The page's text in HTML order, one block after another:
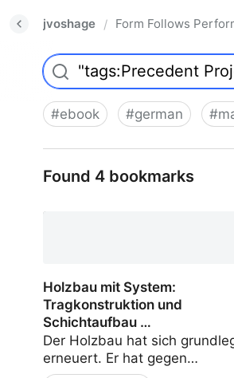
jvoshage / Form Follows
#ebook #german #
Found 4 bookmarks
Holzbau mit System:
Tragkonstruktion und
Schichtaufbau …
Der Holzbau hat sich
erneuert. Er hat gegen…